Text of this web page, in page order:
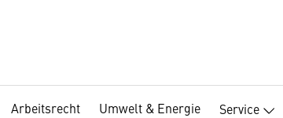
Arbeitsrecht Umwelt & Energie Service